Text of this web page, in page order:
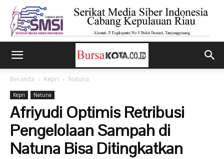
Beranda Kepri Natuna
Kepri Natuna
Afriyudi Optimis Retribusi
Pengelolaan Sampah di
Natuna Bisa Ditingkatkan